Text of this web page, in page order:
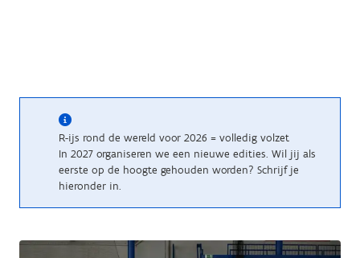
R-ijs rond de wereld voor 2026 = volledig volzet
In 2027 organiseren we een nieuwe edities. Wil jij als
eerste op de hoogte gehouden worden? Schrijf je
hieronder in.